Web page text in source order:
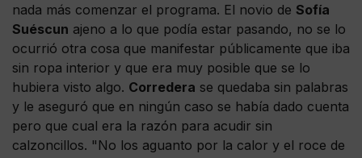
nada más comenzar el programa. El novio de Sofía
Suéscun ajeno a lo que podía estar pasando, no se lo
ocurrió otra cosa que manifestar públicamente que iba
sin ropa interior y que era muy posible que se lo
hubiera visto algo. Corredera se quedaba sin palabras
y le aseguró que en ningún caso se había dado cuenta
pero que cual era la razón para acudir sin
calzoncillos. "No los aguanto por la calor y el roce de